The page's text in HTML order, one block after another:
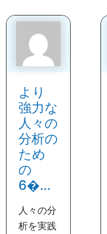
より
強力な
人々の
分析の
ため
の
6�...
人々の分
析を実践